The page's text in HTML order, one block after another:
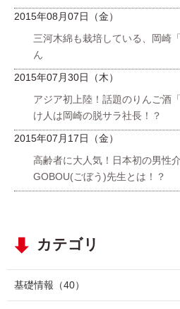
2015年08月07日（金）
三河木綿も栽培している、岡崎
ん
2015年07月30日（木）
アジア初上陸！話題のりんご酒
け人は岡崎の脱サラ社長！？
2015年07月17日（金）
高齢者に大人気！日本初の男性
GOBOU(ごぼう)先生とは！？
カテゴリ
基礎情報 （40）